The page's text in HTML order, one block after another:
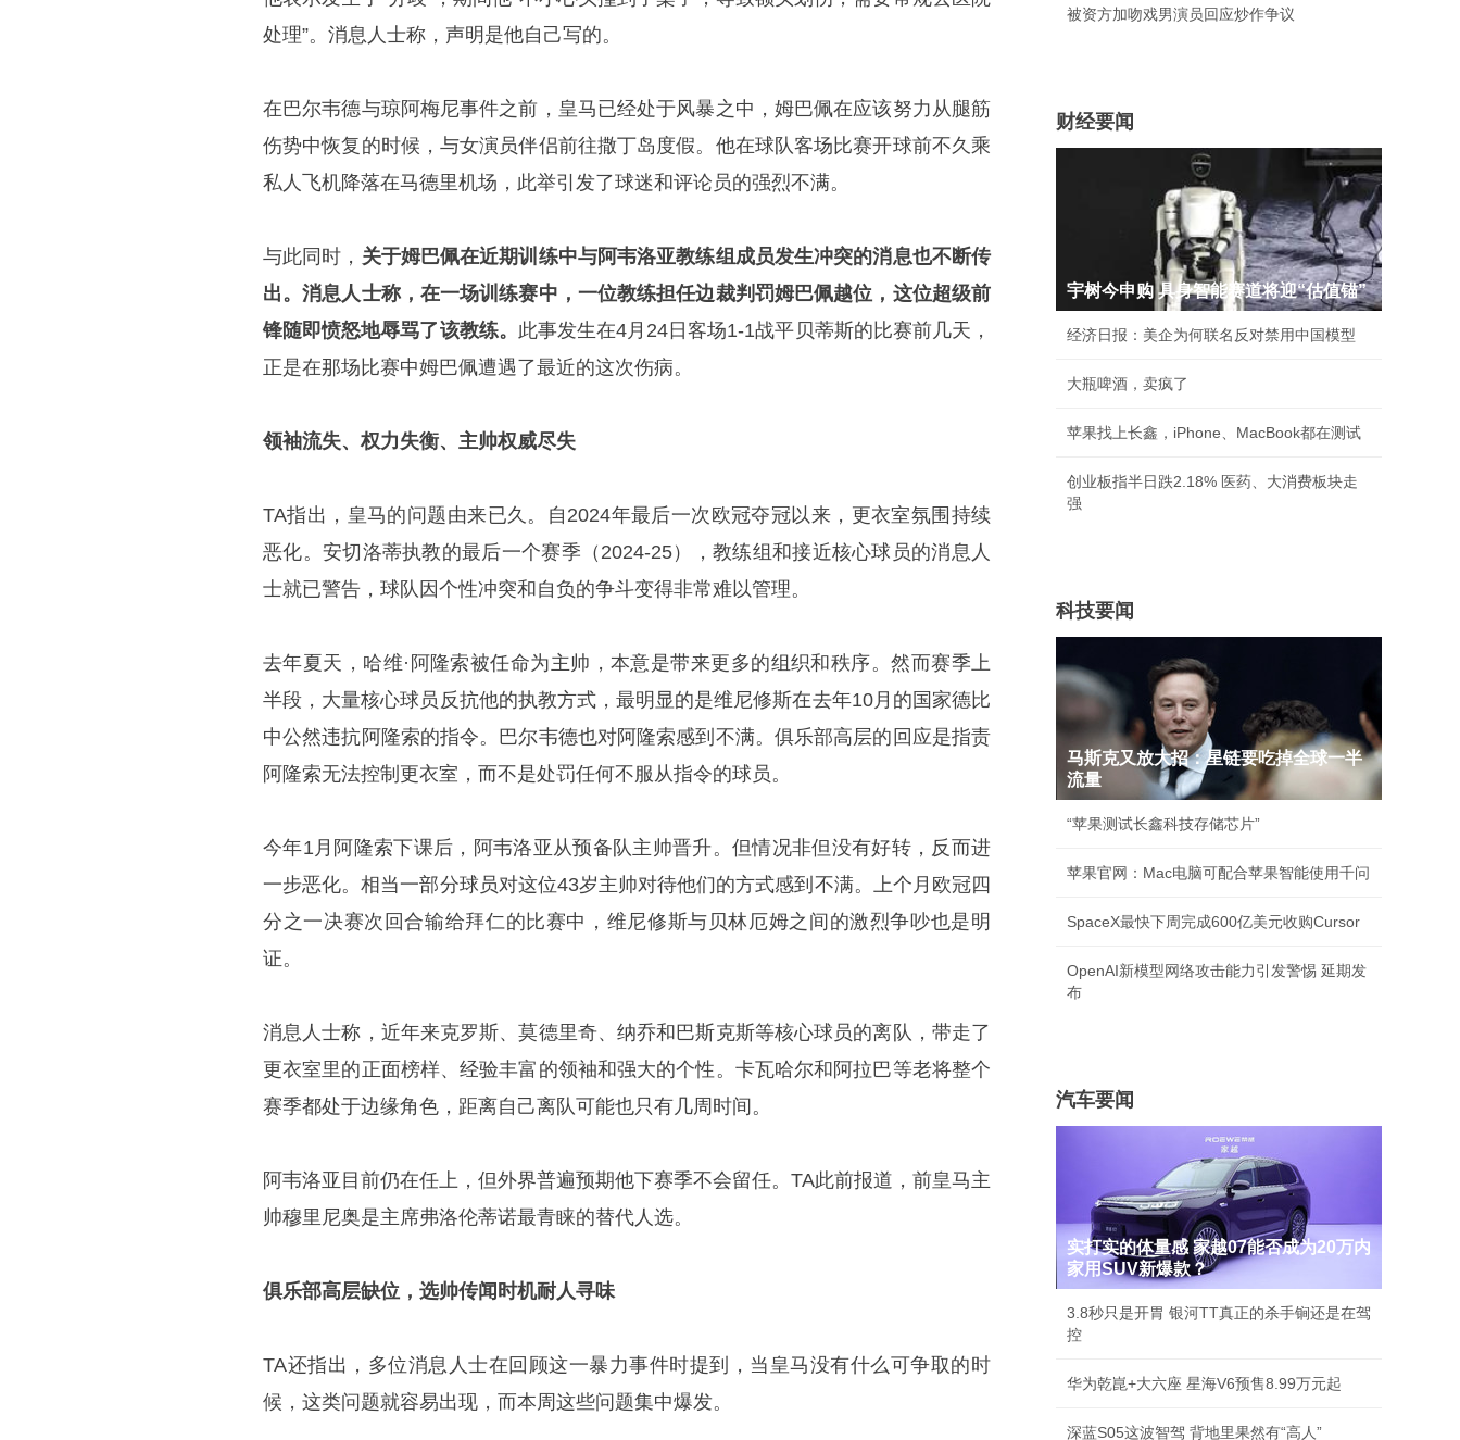
处理”。消息人士称，声明是他自己写的。
在巴尔韦德与琼阿梅尼事件之前，皇马已经处于风暴之中，姆巴佩在应该努力从腿筋
伤势中恢复的时候，与女演员伴侣前往撒丁岛度假。他在球队客场比赛开球前不久乘
私人飞机降落在马德里机场，此举引发了球迷和评论员的强烈不满。
与此同时， 关于姆巴佩在近期训练中与阿韦洛亚教练组成员发生冲突的消息也不断传
出。消息人士称，在一场训练赛中，一位教练担任边裁判罚姆巴佩越位，这位超级前
锋随即愤怒地辱骂了该教练。 此事发生在4月24日客场1-1战平贝蒂斯的比赛前几天，
正是在那场比赛中姆巴佩遭遇了最近的这次伤病。
领袖流失、权力失衡、主帅权威尽失
TA指出，皇马的问题由来已久。自2024年最后一次欧冠夺冠以来，更衣室氛围持续
恶化。安切洛蒂执教的最后一个赛季（2024-25），教练组和接近核心球员的消息人
士就已警告，球队因个性冲突和自负的争斗变得非常难以管理。
去年夏天，哈维· 阿隆索被任命为主帅，本意是带来更多的组织和秩序。然而赛季上
半段，大量核心球员反抗他的执教方式，最明显的是维尼修斯在去年10月的国家德比
中公然违抗阿隆索的指令。巴尔韦德也对阿隆索感到不满。俱乐部高层的回应是指责
阿隆索无法控制更衣室，而不是处罚任何不服从指令的球员。
今年1月阿隆索下课后，阿韦洛亚从预备队主帅晋升。但情况非但没有好转，反而进
一步恶化。相当一部分球员对这位43岁主帅对待他们的方式感到不满。上个月欧冠四
分之一决赛次回合输给拜仁的比赛中，维尼修斯与贝林厄姆之间的激烈争吵也是明
证。
消息人士称，近年来克罗斯、莫德里奇、纳乔和巴斯克斯等核心球员的离队，带走了
更衣室里的正面榜样、经验丰富的领袖和强大的个性。卡瓦哈尔和阿拉巴等老将整个
赛季都处于边缘角色，距离自己离队可能也只有几周时间。
阿韦洛亚目前仍在任上，但外界普遍预期他下赛季不会留任。TA此前报道，前皇马主
帅穆里尼奥是主席弗洛伦蒂诺最青睐的替代人选。
俱乐部高层缺位，选帅传闻时机耐人寻味
TA还指出，多位消息人士在回顾这一暴力事件时提到，当皇马没有什么可争取的时
候，这类问题就容易出现，而本周这些问题集中爆发。
被资方加吻戏男演员回应炒作争议
财经要闻
宇树今申购 具身智能赛道将迎“估值锚”
经济日报：美企为何联名反对禁用中国模型
大瓶啤酒，卖疯了
苹果找上长鑫，iPhone、MacBook都在测试
创业板指半日跌2.18% 医药、大消费板块走
强
科技要闻
马斯克又放大招：星链要吃掉全球一半
流量
“苹果测试长鑫科技存储芯片”
苹果官网：Mac电脑可配合苹果智能使用千问
SpaceX最快下周完成600亿美元收购Cursor
OpenAI新模型网络攻击能力引发警惕 延期发
布
汽车要闻
实打实的体量感 家越07能否成为20万内
家用SUV新爆款？
3.8秒只是开胃 银河TT真正的杀手锏还是在驾
控
华为乾崑+大六座 星海V6预售8.99万元起
深蓝S05这波智驾 背地里果然有“高人”